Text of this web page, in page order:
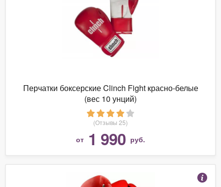
Перчатки боксерские Clinch Fight красно-белые
(вес 10 унций)
(Отзывы 25)
от 1 990 руб.